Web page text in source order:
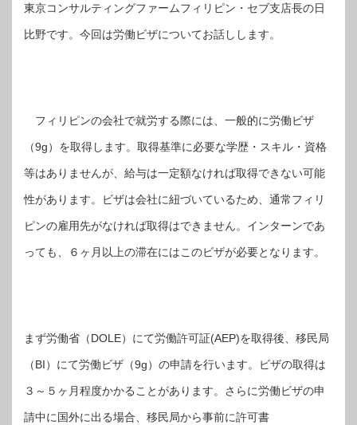
東京コンサルティングファームフィリピン・セブ支店長の日
比野です。今回は労働ビザについてお話しします。
フィリピンの会社で就労する際には、一般的に労働ビザ
（9g）を取得します。取得基準に必要な学歴・スキル・資格
等はありませんが、給与は一定額なければ取得できない可能
性があります。ビザは会社に紐づいているため、通常フィリ
ピンの雇用先がなければ取得はできません。インターンであ
っても、６ヶ月以上の滞在にはこのビザが必要となります。
まず労働省（DOLE）にて労働許可証(AEP)を取得後、移民局
（BI）にて労働ビザ（9g）の申請を行います。ビザの取得は
３～５ヶ月程度かかることがあります。さらに労働ビザの申
請中に国外に出る場合、移民局から事前に許可書